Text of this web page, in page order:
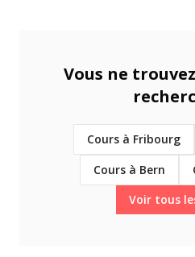
Vous ne
Cours à Fribourg
Cours à Bern
Voir tous